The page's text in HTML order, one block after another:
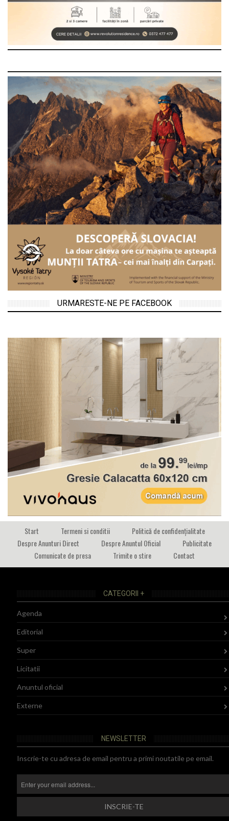
URMARESTE-NE PE FACEBOOK
Start Termeni si conditii
Politică de confidențialitate
Despre Anunturi Direct
Despre Anuntul Oficial
Publicitate
Comunicate de presa
Trimite o stire Contact
CATEGORII +
Agenda
Editorial
Super
Licitatii
Anuntul oficial
Externe
NEWSLETTER
Inscrie-te cu adresa de email pentru a primi noutatile pe email.